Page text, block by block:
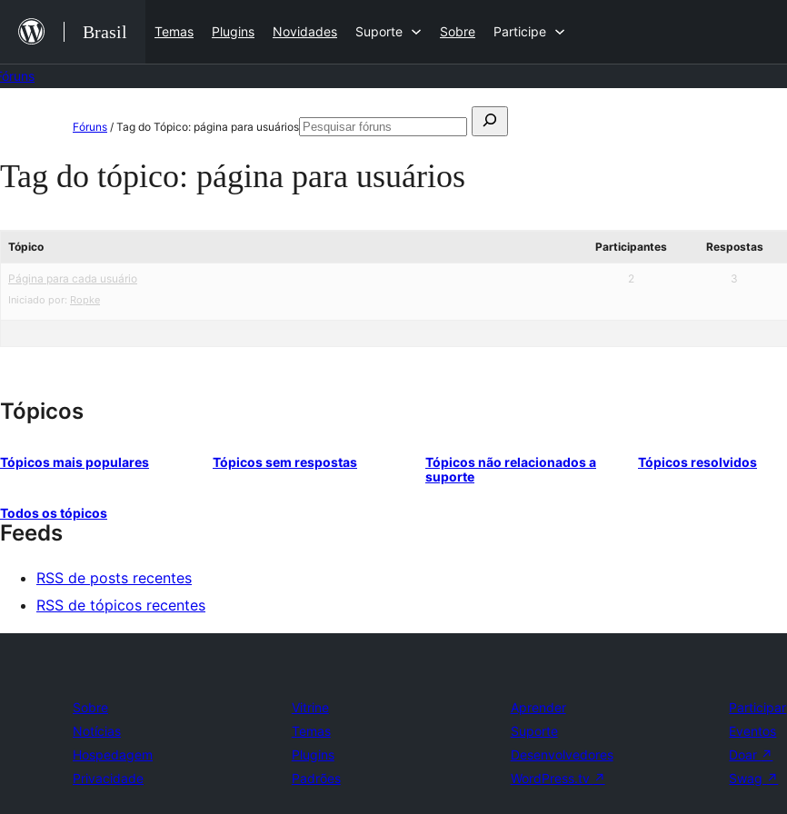
para
o
Brasil Temas Plugins Novidades Suporte Sobre Participe
o
Fóruns / Tag do Tópico: página para usuáriosPesquisar
Pesquisar
Tag do tópico: página para usuários
Tópico Participantes Respostas
Página para cada usuário
Iniciado por: Ropke
2 3
Tópicos
Tópicos mais populares Tópicos sem respostas
Tópicos não relacionados a
suporte
Tópicos resolvidos
Todos os tópicos
Feeds
RSS de posts recentes
RSS de tópicos recentes
Sobre
Notícias
Hospedagem
Privacidade
Vitrine
Temas
Plugins
Padrões
Aprender
Suporte
Desenvolvedores
WordPress.tv ↗
Participar
Eventos
Doar ↗
Swag ↗